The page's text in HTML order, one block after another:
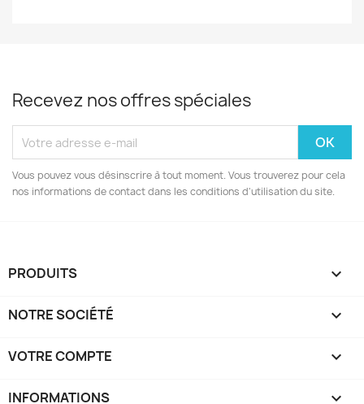
Recevez nos offres spéciales
Vous pouvez vous désinscrire à tout moment. Vous trouverez pour cela
nos informations de contact dans les conditions d'utilisation du site.
PRODUITS 
NOTRE SOCIÉTÉ 
VOTRE COMPTE 
INFORMATIONS keyboard_arrow_down